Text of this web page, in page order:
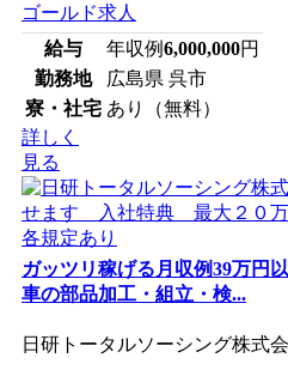
ゴールド求人
給与
年収例6,000,000円
勤務地
広島県 呉市
寮・社宅 あり（無料）
詳しく
見る
ガッツリ稼げる月収例39万円
車の部品加工・組立・検...
日研トータルソーシング株式